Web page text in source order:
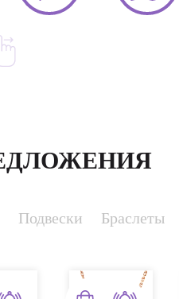
Подвески Браслеты